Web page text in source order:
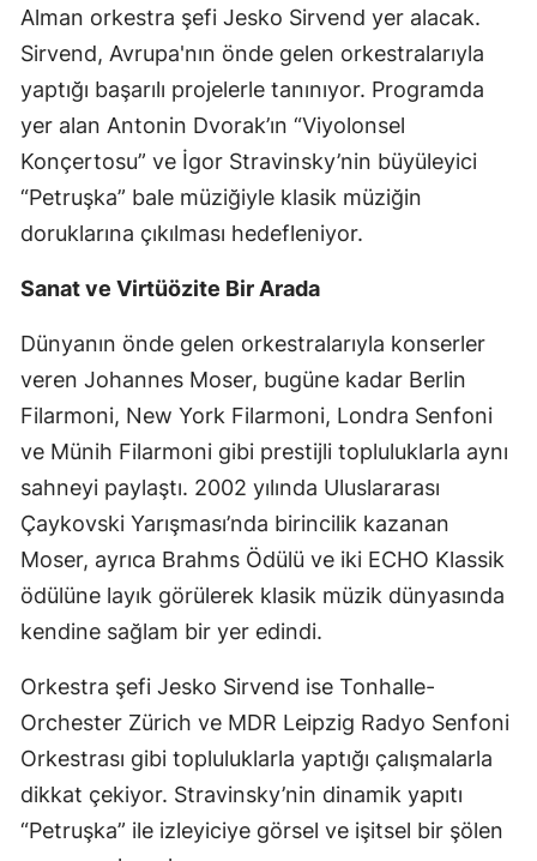
Eskişehir
Gaziantep
Gümüşhane
Hakkari
Mersin
İstanbul
İzmir
Kars
Kastamonu
Kayseri
Kırşehir
Kocaeli
Konya
Kütahya
Alman orkestra şefi Jesko Sirvend yer alacak.
Sirvend, Avrupa'nın önde gelen orkestralarıyla
yaptığı başarılı projelerle tanınıyor. Programda
yer alan Antonin Dvorak’ın “Viyolonsel
Konçertosu” ve İgor Stravinsky’nin büyüleyici
“Petruşka” bale müziğiyle klasik müziğin
doruklarına çıkılması hedefleniyor.
Sanat ve Virtüözite Bir Arada
Dünyanın önde gelen orkestralarıyla konserler
veren Johannes Moser, bugüne kadar Berlin
Filarmoni, New York Filarmoni, Londra Senfoni
ve Münih Filarmoni gibi prestijli topluluklarla aynı
sahneyi paylaştı. 2002 yılında Uluslararası
Çaykovski Yarışması’nda birincilik kazanan
Moser, ayrıca Brahms Ödülü ve iki ECHO Klassik
ödülüne layık görülerek klasik müzik dünyasında
kendine sağlam bir yer edindi.
Orkestra şefi Jesko Sirvend ise Tonhalle-
Orchester Zürich ve MDR Leipzig Radyo Senfoni
Orkestrası gibi topluluklarla yaptığı çalışmalarla
dikkat çekiyor. Stravinsky’nin dinamik yapıtı
“Petruşka” ile izleyiciye görsel ve işitsel bir şölen